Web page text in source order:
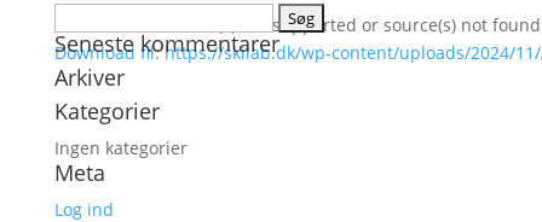
Media error: Format(s) not supported or source(s) not found
Download fil: https://skilab.dk/wp-content/uploads/2024/11/
efter:
Seneste kommentarer
Arkiver
Kategorier
Ingen kategorier
Meta
Log ind